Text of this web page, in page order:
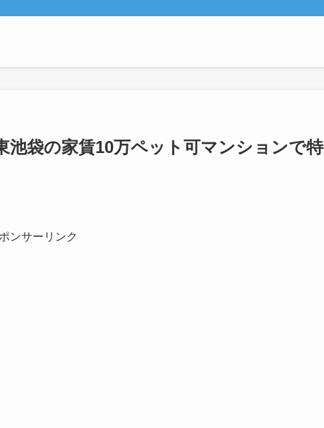
池袋の家賃10万ペット可マンションで特
ンサーリンク